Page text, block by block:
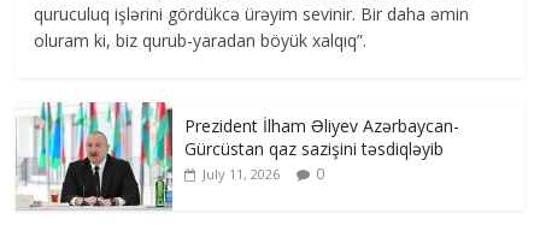
quruculuq işlərini gördükcə ürəyim sevinir. Bir daha əmin
oluram ki, biz qurub-yaradan böyük xalqıq”.
Prezident İlham Əliyev Azərbaycan-
Gürcüstan qaz sazişini təsdiqləyib
July 11, 2026 0